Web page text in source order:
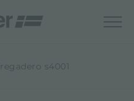
s4001